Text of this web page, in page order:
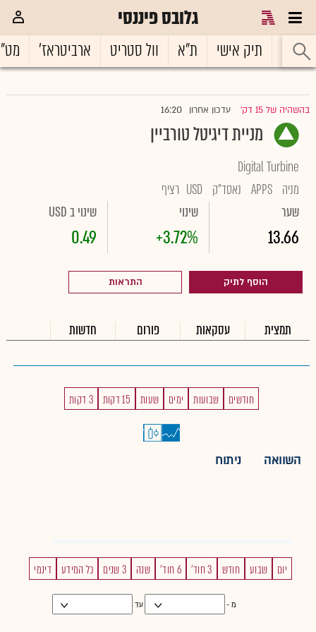
גלובס פיננסי
ראשי תיק אישי ת"א וול סטריט ארביטראז'
בהשהיה של 15 דק' עדכון אחרון 16:20
מניית דיגיטל טורביין
Digital Turbine
מניה APPS נאסד"ק USD רציף
שער
13.66
שינוי
+3.72%
שינוי ב USD
0.49
הוסף לתיק התראות
תמצית עסקאות פורום חדשות
חודשים שבועות ימים שעות 15 דקות 3 דקות
השוואה ניתוח
יום שבוע חודש 3 חוד' 6 חוד' שנה 3 שנים כל המידע דינמי
מ - עד